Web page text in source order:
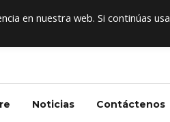
Noticias Contáctenos
en nuestra web. Si continúas